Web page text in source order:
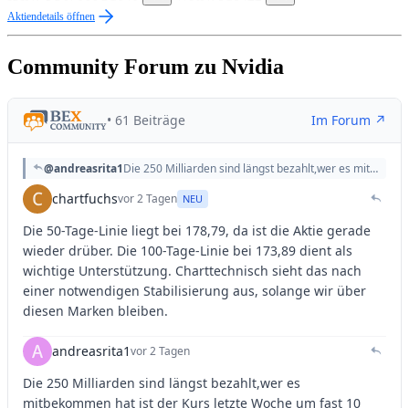
Aktiendetails öffnen
Community Forum zu Nvidia